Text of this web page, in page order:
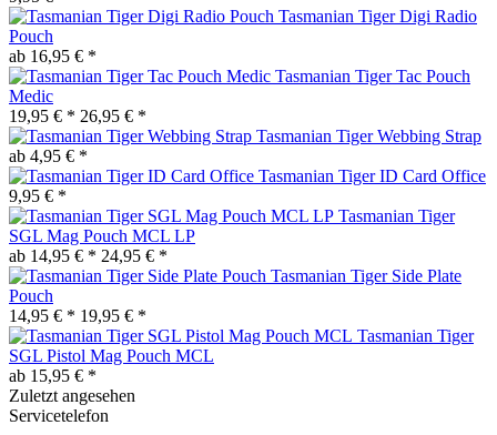
Tasmanian Tiger Digi Radio
Pouch
ab 16,95 € *
Tasmanian Tiger Tac Pouch
Medic
19,95 € * 26,95 € *
Tasmanian Tiger Webbing Strap
ab 4,95 € *
Tasmanian Tiger ID Card Office
9,95 € *
Tasmanian Tiger
SGL Mag Pouch MCL LP
ab 14,95 € * 24,95 € *
Tasmanian Tiger Side Plate
Pouch
14,95 € * 19,95 € *
Tasmanian Tiger
SGL Pistol Mag Pouch MCL
ab 15,95 € *
Zuletzt angesehen
Servicetelefon